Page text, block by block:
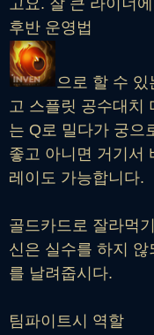
고요. 잘 큰 라이너
후반 운영법
으로 할 수
고 스플릿 공수대치
는 Q로 밀다가 궁으
좋고 아니면 거기서
레이도 가능합니다.
골드카드로 잘라먹
신은 실수를 하지
를 날려줍시다.
팀파이트시 역할